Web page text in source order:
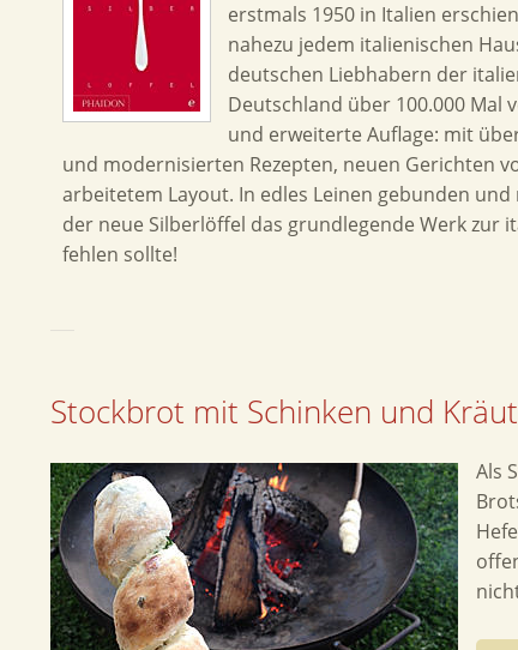
erstmals 1950 in Italien
nahezu jedem italienischen
deutschen Liebhabern der
Deutschland über 100.000
und erweiterte Auflage: mit
und modernisierten Rezepten, neuen Gerichten
arbeitetem Layout. In edles Leinen gebunden
der neue Silberlöffel das grundlegende Werk zur
fehlen sollte!
Stockbrot mit Schinken und
Als